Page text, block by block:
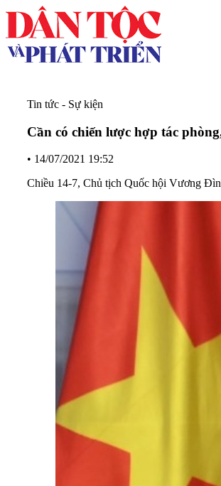
Tin tức - Sự kiện
Cần có chiến lược hợp tác
• 14/07/2021 19:52
Chiều 14-7, Chủ tịch Quốc hội Vương